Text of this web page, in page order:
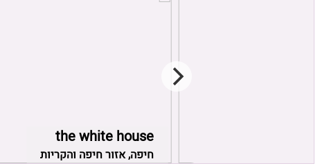
the white house
חיפה, אזור חיפה והקריות